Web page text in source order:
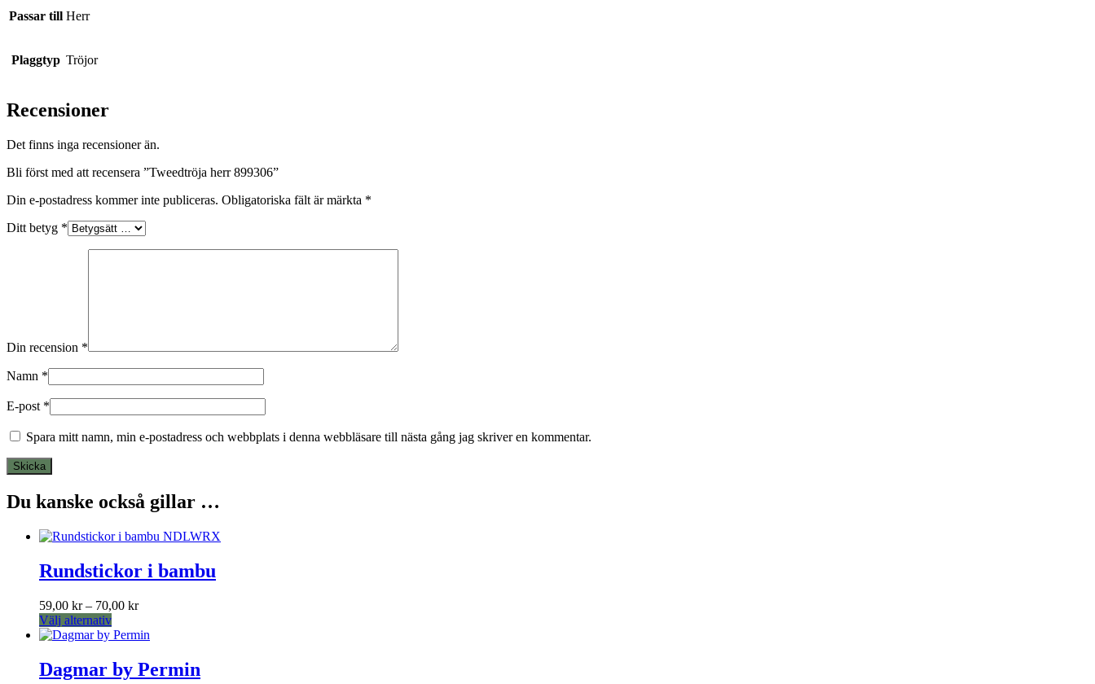
Passar till Herr
Plaggtyp Tröjor
Recensioner
Det finns inga recensioner än.
Bli först med att recensera ”Tweedtröja herr 899306”
Din e-postadress kommer inte publiceras. Obligatoriska fält är märkta *
Ditt betyg *
Din recension *
Namn *
E-post *
Spara mitt namn, min e-postadress och webbplats i denna webbläsare till nästa gång jag skriver en kommentar.
Du kanske också gillar …
Rundstickor i bambu
59,00 kr – 70,00 krPrisintervall:
till
Välj alternativDen
här
har
flera
Dagmar by Permin